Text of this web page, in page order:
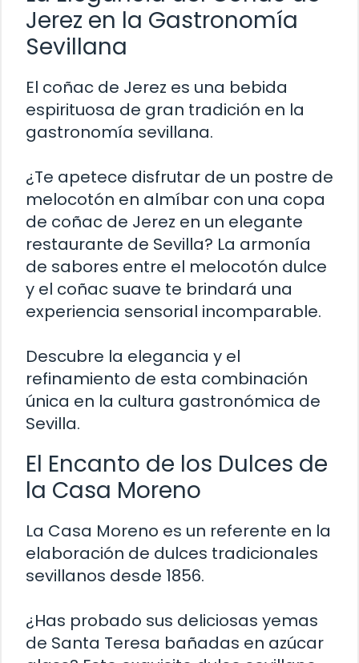
Jerez en la Gastronomía
Sevillana
El coñac de Jerez es una bebida
espirituosa de gran tradición en la
gastronomía sevillana.
¿Te apetece disfrutar de un postre de
melocotón en almíbar con una copa
de coñac de Jerez en un elegante
restaurante de Sevilla? La armonía
de sabores entre el melocotón dulce
y el coñac suave te brindará una
experiencia sensorial incomparable.
Descubre la elegancia y el
refinamiento de esta combinación
única en la cultura gastronómica de
Sevilla.
El Encanto de los Dulces de
la Casa Moreno
La Casa Moreno es un referente en la
elaboración de dulces tradicionales
sevillanos desde 1856.
¿Has probado sus deliciosas yemas
de Santa Teresa bañadas en azúcar